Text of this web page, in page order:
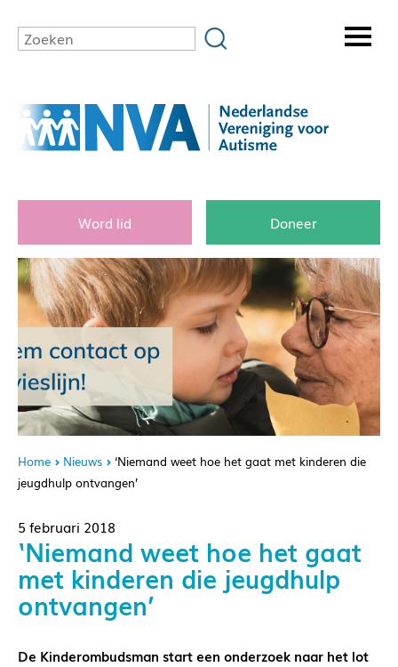
Word lid Doneer
Home Nieuws
‘Niemand weet hoe het gaat met kinderen die
jeugdhulp ontvangen’
5 februari 2018
‘Niemand weet hoe het gaat
met kinderen die jeugdhulp
ontvangen’
De Kinderombudsman start een onderzoek naar het lot